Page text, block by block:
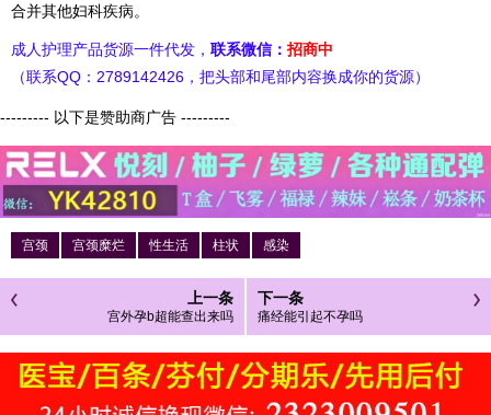
合并其他妇科疾病。
成人护理产品货源一件代发， 联系微信： 招商中
（联系QQ：2789142426，把头部和尾部内容换成你的货源）
--------- 以下是赞助商广告 ---------
宫颈 宫颈糜烂 性生活 柱状 感染
上一条
宫外孕b超能查出来吗
下一条
痛经能引起不孕吗